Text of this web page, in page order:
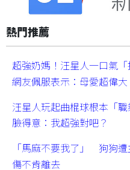
熱門推薦
超強奶媽！汪星人一口氣
網友佩服表示：母愛超偉大
汪星人玩起曲棍球根本「
臉得意：我超強對吧？
「馬麻不要我了」 狗狗
傷不肯離去